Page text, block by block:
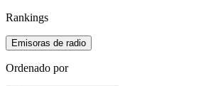
Rankings
Emisoras de radio
Ordenado por